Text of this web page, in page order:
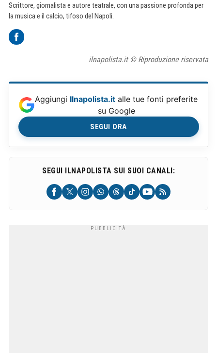
Scrittore, giornalista e autore teatrale, con una passione profonda per
la musica e il calcio, tifoso del Napoli.
ilnapolista.it © Riproduzione riservata
Aggiungi Ilnapolista.it alle tue fonti preferite
su Google
SEGUI ORA
SEGUI ILNAPOLISTA SUI SUOI CANALI: